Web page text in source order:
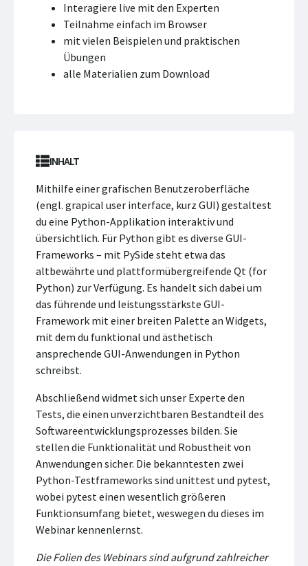
Interagiere live mit den Experten
Teilnahme einfach im Browser
mit vielen Beispielen und praktischen
Übungen
alle Materialien zum Download
INHALT
Mithilfe einer grafischen Benutzeroberfläche
(engl. grapical user interface, kurz GUI) gestaltest
du eine Python-Applikation interaktiv und
übersichtlich. Für Python gibt es diverse GUI-
Frameworks – mit PySide steht etwa das
altbewährte und plattformübergreifende Qt (for
Python) zur Verfügung. Es handelt sich dabei um
das führende und leistungsstärkste GUI-
Framework mit einer breiten Palette an Widgets,
mit dem du funktional und ästhetisch
ansprechende GUI-Anwendungen in Python
schreibst.
Abschließend widmet sich unser Experte den
Tests, die einen unverzichtbaren Bestandteil des
Softwareentwicklungsprozesses bilden. Sie
stellen die Funktionalität und Robustheit von
Anwendungen sicher. Die bekanntesten zwei
Python-Testframeworks sind unittest und pytest,
wobei pytest einen wesentlich größeren
Funktionsumfang bietet, weswegen du dieses im
Webinar kennenlernst.
Die Folien des Webinars sind aufgrund zahlreicher